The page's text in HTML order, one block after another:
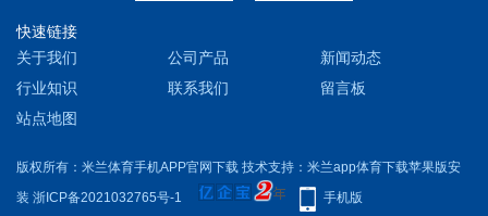
快速链接
关于我们
公司产品
新闻动态
行业知识
联系我们
留言板
站点地图
版权所有：米兰体育手机APP官网下载 技术支持：米兰app体育下载苹果版安
装 浙ICP备2021032765号-1 手机版